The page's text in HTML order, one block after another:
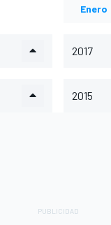
Enero
2017
2015